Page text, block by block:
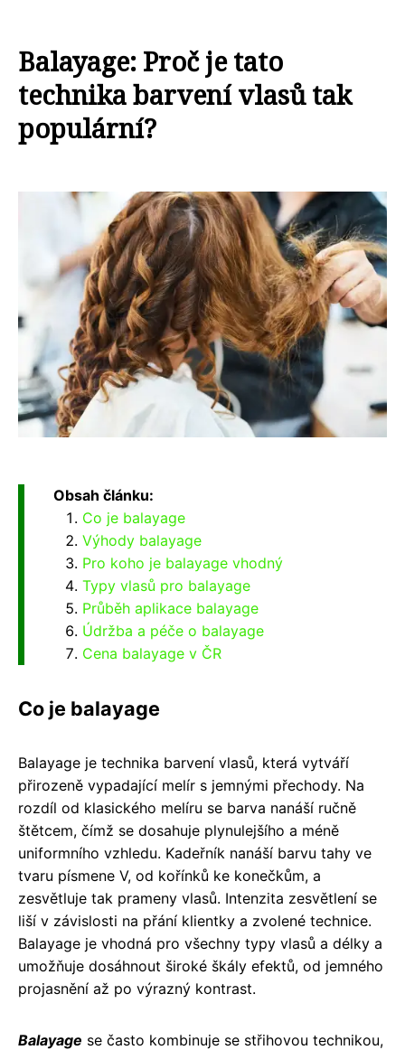
Balayage: Proč je tato
technika barvení vlasů tak
populární?
Obsah článku:
Co je balayage
Výhody balayage
Pro koho je balayage vhodný
Typy vlasů pro balayage
Průběh aplikace balayage
Údržba a péče o balayage
Cena balayage v ČR
Co je balayage
Balayage je technika barvení vlasů, která vytváří
přirozeně vypadající melír s jemnými přechody. Na
rozdíl od klasického melíru se barva nanáší ručně
štětcem, čímž se dosahuje plynulejšího a méně
uniformního vzhledu. Kadeřník nanáší barvu tahy ve
tvaru písmene V, od kořínků ke konečkům, a
zesvětluje tak prameny vlasů. Intenzita zesvětlení se
liší v závislosti na přání klientky a zvolené technice.
Balayage je vhodná pro všechny typy vlasů a délky a
umožňuje dosáhnout široké škály efektů, od jemného
projasnění až po výrazný kontrast.
Balayage se často kombinuje se střihovou technikou,